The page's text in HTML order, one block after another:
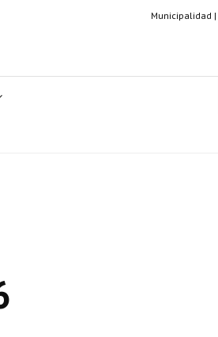
Municipalidad |